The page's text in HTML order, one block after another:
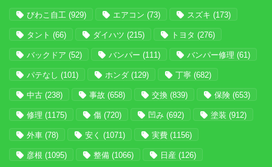
びわこ自工 (929) エアコン (73) スズキ (173)
タント (66) ダイハツ (215) トヨタ (276)
バックドア (52) バンパー (111) バンパー修理 (61)
パテなし (101) ホンダ (129) 丁寧 (682)
中古 (238) 事故 (658) 交換 (839) 保険 (653)
修理 (1175) 傷 (720) 凹み (692) 塗装 (912)
外車 (78) 安く (1071) 実費 (1156)
彦根 (1095) 整備 (1066) 日産 (126)